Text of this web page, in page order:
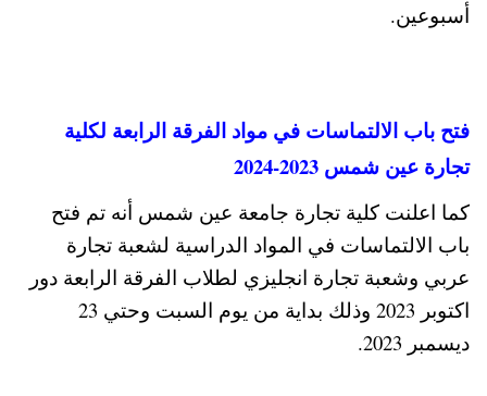
أسبوعين.
فتح باب الالتماسات في مواد الفرقة الرابعة لكلية
تجارة عين شمس 2023-2024
كما اعلنت كلية تجارة جامعة عين شمس أنه تم فتح
باب الالتماسات في المواد الدراسية لشعبة تجارة
عربي وشعبة تجارة انجليزي لطلاب الفرقة الرابعة دور
اكتوبر 2023 وذلك بداية من يوم السبت وحتي 23
ديسمبر 2023.